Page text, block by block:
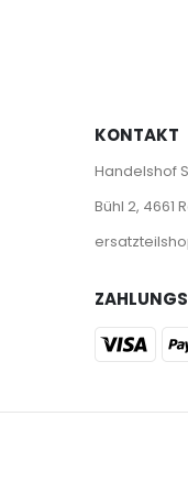
KONTAKT
Handelshof
Bühl 2, 4661